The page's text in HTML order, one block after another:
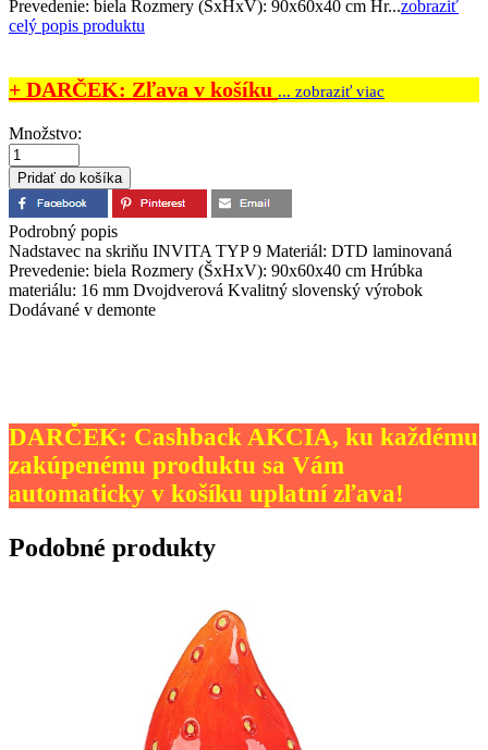
Prevedenie: biela Rozmery (ŠxHxV): 90x60x40 cm Hr...zobraziť
celý popis produktu
+ DARČEK: Zľava v košíku ... zobraziť viac
Množstvo:
Podrobný popis
Nadstavec na skriňu INVITA TYP 9 Materiál: DTD laminovaná
Prevedenie: biela Rozmery (ŠxHxV): 90x60x40 cm Hrúbka
materiálu: 16 mm Dvojdverová Kvalitný slovenský výrobok
Dodávané v demonte
DARČEK: Cashback AKCIA, ku každému
zakúpenému produktu sa Vám
automaticky v košíku uplatní zľava!
Podobné produkty